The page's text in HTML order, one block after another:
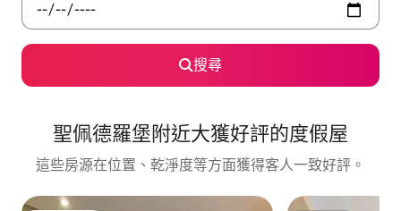
搜尋
聖佩德羅堡附近大獲好評的度假屋
這些房源在位置、乾淨度等方面獲得客人一致好評。